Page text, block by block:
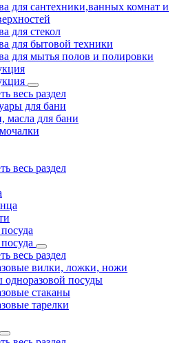
для сантехники,ванных комнат и
для стекол
для бытовой техники
для мытья полов и полировки
весь раздел
для бани
масла для бани
весь раздел
весь раздел
вилки, ложки, ножи
одноразовой посуды
стаканы
тарелки